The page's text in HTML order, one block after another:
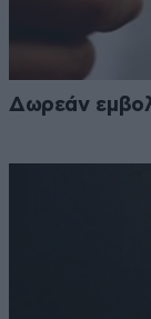
Δωρεάν